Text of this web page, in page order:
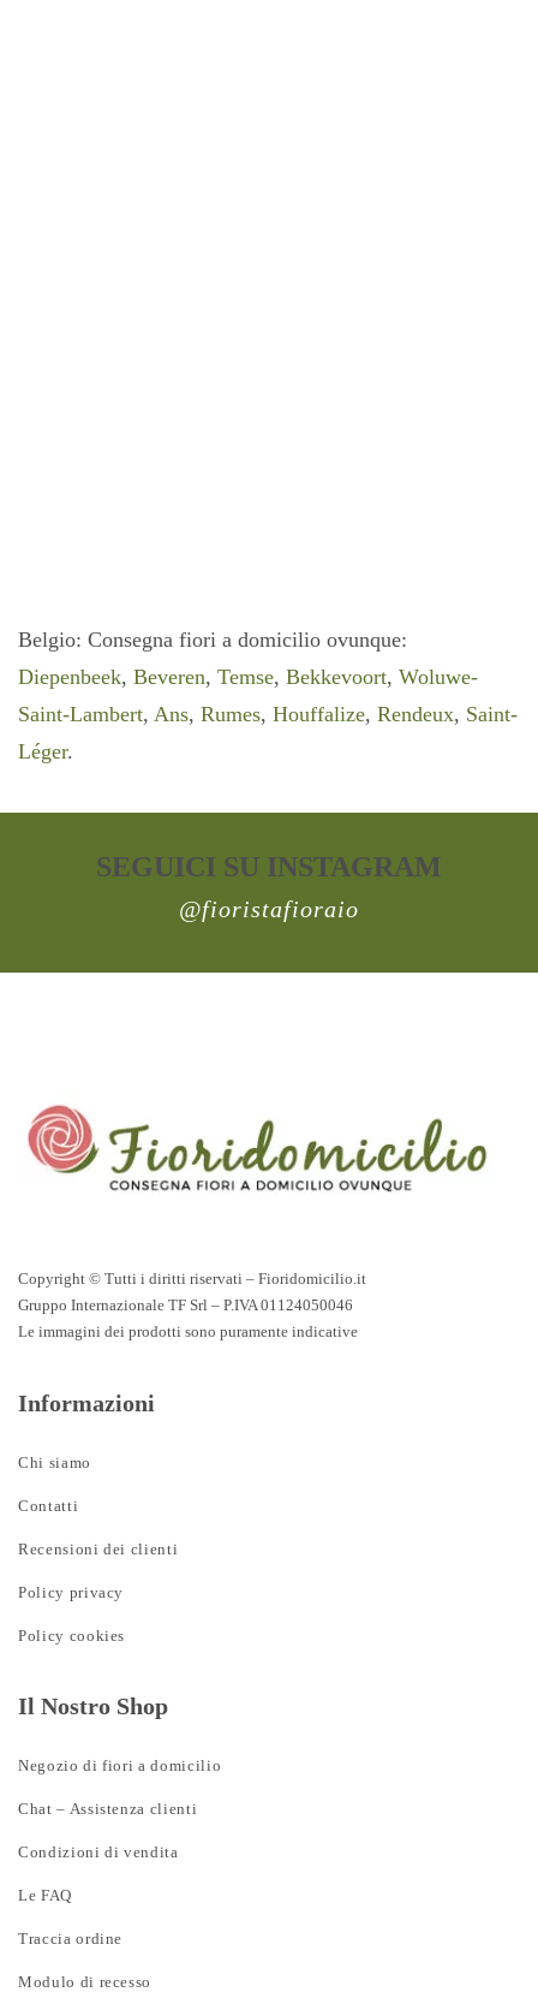
Belgio: Consegna fiori a domicilio ovunque:
Diepenbeek, Beveren, Temse, Bekkevoort, Woluwe-
Saint-Lambert, Ans, Rumes, Houffalize, Rendeux, Saint-
Léger.
SEGUICI SU INSTAGRAM
@fioristafioraio
Copyright © Tutti i diritti riservati – Fioridomicilio.it
Gruppo Internazionale TF Srl – P.IVA 01124050046
Le immagini dei prodotti sono puramente indicative
Informazioni
Chi siamo
Contatti
Recensioni dei clienti
Policy privacy
Policy cookies
Il Nostro Shop
Negozio di fiori a domicilio
Chat – Assistenza clienti
Condizioni di vendita
Le FAQ
Traccia ordine
Modulo di recesso